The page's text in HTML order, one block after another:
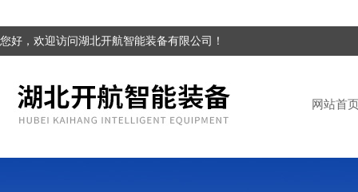
您好，欢迎访问湖北开航智能装备有限公司！
网站首